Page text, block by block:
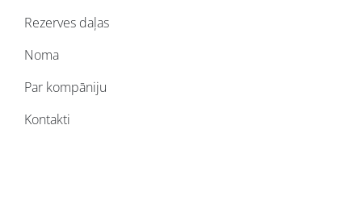
Rezerves daļas
Noma
Par kompāniju
Kontakti